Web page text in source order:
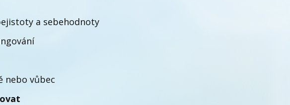
a sebehodnoty
nebo vůbec